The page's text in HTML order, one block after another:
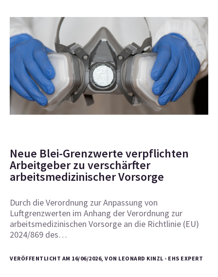
Neue Blei-Grenzwerte verpflichten
Arbeitgeber zu verschärfter
arbeitsmedizinischer Vorsorge
Durch die Verordnung zur Anpassung von
Luftgrenzwerten im Anhang der Verordnung zur
arbeitsmedizinischen Vorsorge an die Richtlinie (EU)
2024/869 des…
VERÖFFENTLICHT AM 16/06/2026, VON LEONARD KINZL - EHS EXPERT